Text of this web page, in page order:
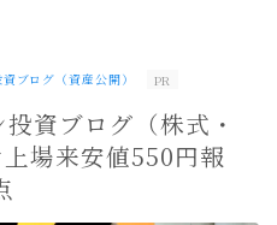
資ブログ（資産公開） PR
資ブログ（株式・
場来安値550円報